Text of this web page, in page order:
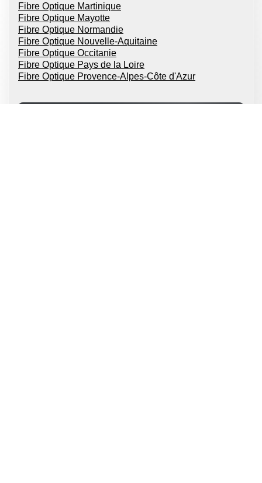
Fibre Optique Martinique
Fibre Optique Mayotte
Fibre Optique Normandie
Fibre Optique Nouvelle-Aquitaine
Fibre Optique Occitanie
Fibre Optique Pays de la Loire
Fibre Optique Provence-Alpes-Côte d'Azur